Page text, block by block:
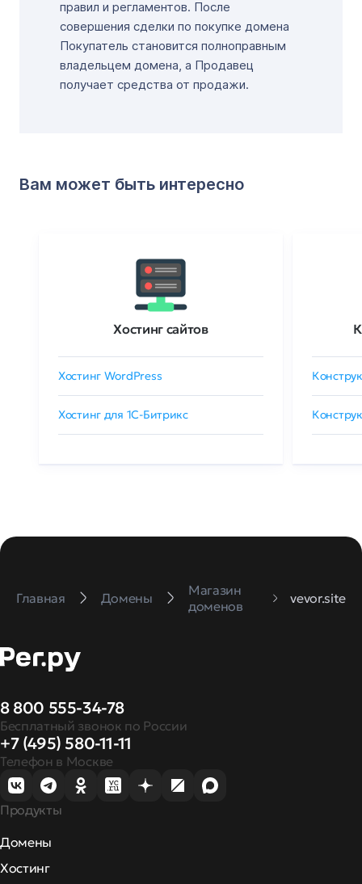
правил и регламентов. После
совершения сделки по покупке домена
Покупатель становится полноправным
владельцем домена, а Продавец
получает средства от продажи.
Вам может быть интересно
Хостинг сайтов
Хостинг WordPress
Хостинг для 1C-Битрикс
Главная Домены
Магазин
доменов
vevor.site
8 800 555-34-78
Бесплатный звонок по России
+7 (495) 580-11-11
Телефон в Москве
Продукты
Домены
Хостинг